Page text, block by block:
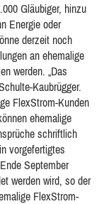
Gläubiger, hinzu
Energie oder
derzeit noch
an ehemalige
werden. „Das
Kaubrügger.
FlexStrom-Kunden
ehemalige
schriftlich
vorgefertigtes
September
werden wird, so der
FlexStrom-